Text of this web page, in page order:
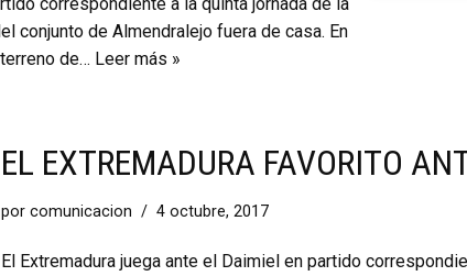
conjunto de Almendralejo fuera de casa. En
de… Leer más »
EL EXTREMADURA FAVORITO
por comunicacion 4 octubre, 2017
El Extremadura juega ante el Daimiel en partido